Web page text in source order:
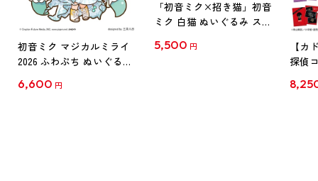
初音ミク マジカルミライ
2026 ふわぷち ぬいぐるみ
6,600 円
「初音ミク×招き猫」初音
ミク 白猫 ぬいぐるみ スタ
5,500 円
【カ
探偵
クリ